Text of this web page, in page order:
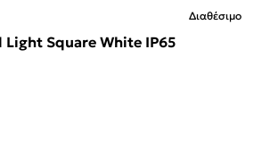
Διαθέσιμο
Light Square White IP65